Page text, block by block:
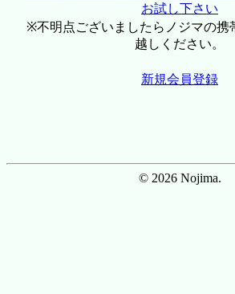
お試し下さい
※不明点ございましたらノジマの携
越しください。
新規会員登録
© 2026 Nojima.